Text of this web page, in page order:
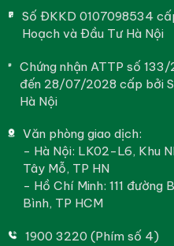
Số ĐKKD 0107098534
Hoạch và Đầu Tư Hà Nội
Chứng nhận ATTP số
đến 28/07/2028 cấp bởi
Hà Nội
Văn phòng giao dịch:
- Hà Nội: LK02-L6, Khu
Tây Mỗ, TP HN
- Hồ Chí Minh: 111 đường
Bình, TP HCM
1900 3220 (Phím số 4)